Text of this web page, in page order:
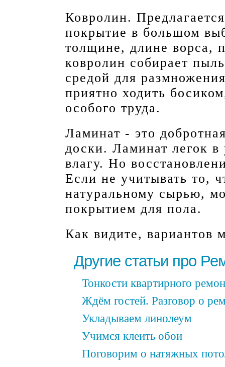
Ковролин.
покрытие в большом
толщине, длине ворса,
ковролин собирает
средой для
приятно ходить
особого труда.
Ламинат - это
доски. Ламинат легок
влагу. Но
Если не учитывать то,
натуральному сырью,
покрытием для пола.
Как видите, вариантов
Другие статьи про
Тонкости квартирного
Ждём гостей. Разговор о
Укладываем линолеум
Учимся клеить обои
Поговорим о натяжных